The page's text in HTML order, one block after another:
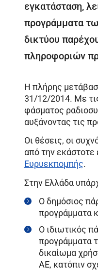
εγκατάσταση,
προγράμματα
δικτύου
πληροφοριών
Η πλήρης
31/12/2014. Με
φάσματος
αυξάνοντας τις
Οι θέσεις, οι
από την εκάστοτε
Ευρυεκπομπής.
Στην Ελλάδα
Ο δημόσιος
προγράμματα
Ο ιδιωτικός
προγράμματα
δικαίωμα
ΑΕ, κατόπιν